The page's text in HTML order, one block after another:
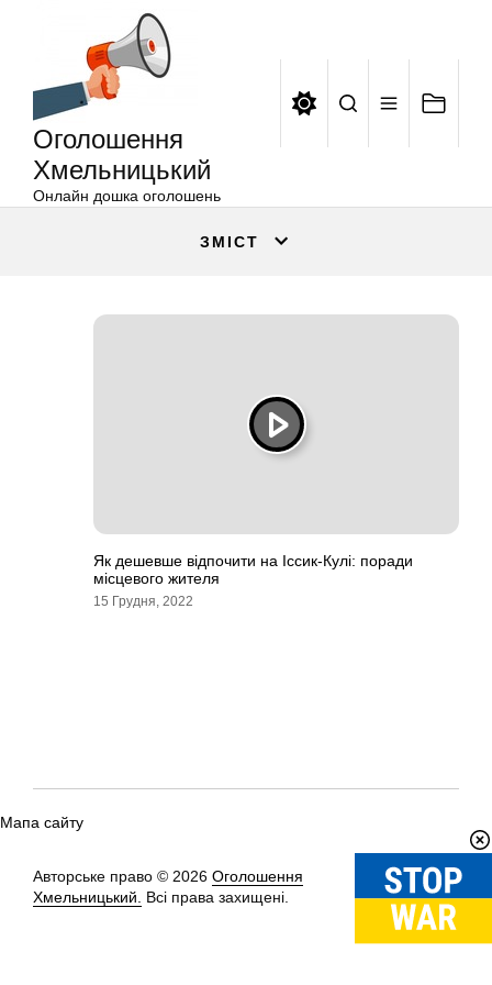
Оголошення
Хмельницький
Онлайн дошка оголошень
ЗМІСТ
Як дешевше відпочити на Іссик-Кулі: поради
місцевого жителя
15 Грудня, 2022
Мапа сайту
Авторське право © 2026 Оголошення
Хмельницький.
Всі права захищені.
Вгору↑